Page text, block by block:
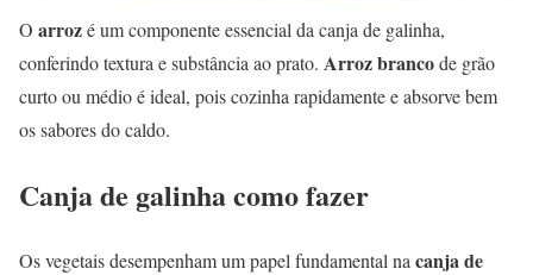
O arrozé um componente essencial da canja de galinha,
conferindo textura e substância ao prato. Arroz brancode grão
curto ou médio é ideal, pois cozinha rapidamente e absorve bem
os sabores do caldo.
Canja de galinha como fazer
Os vegetais desempenham um papel fundamental na canja de